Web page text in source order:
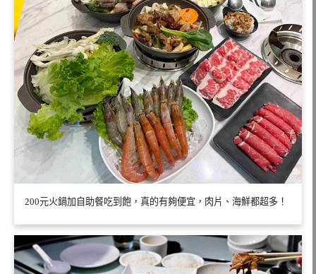
200元火鍋加自助餐吃到飽，真的有夠便宜，肉片、海鮮都超多！